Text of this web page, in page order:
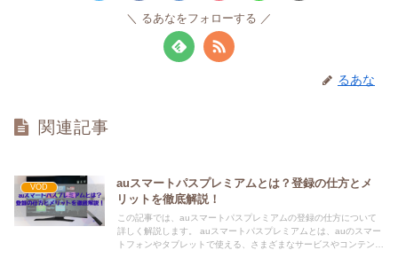
るあなをフォローする
るあな
関連記事
VOD
auスマートパスプレミアムとは？登録の仕方とメ
リットを徹底解説！
この記事では、auスマートパスプレミアムの登録の仕方について
詳しく解説します。 auスマートパスプレミアムとは、auのスマー
トフォンやタブレットで使える、さまざまなサービスやコンテンツ